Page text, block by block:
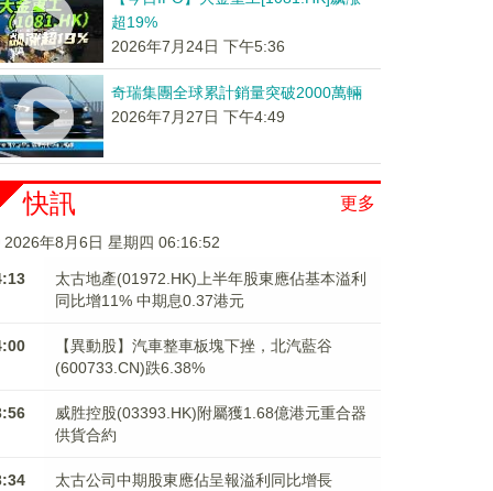
超19%
2026年7月24日 下午5:36
奇瑞集團全球累計銷量突破2000萬輛
2026年7月27日 下午4:49
更多
快訊
2026年8月6日 星期四 06:16:53
太古地產(01972.HK)上半年股東應佔基本溢利
同比增11% 中期息0.37港元
【異動股】汽車整車板塊下挫，北汽藍谷
(600733.CN)跌6.38%
威胜控股(03393.HK)附屬獲1.68億港元重合器
供貨合約
太古公司中期股東應佔呈報溢利同比增長